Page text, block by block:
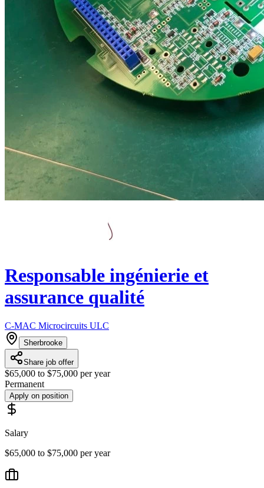
Responsable ingénierie et
assurance qualité
C-MAC Microcircuits ULC
Sherbrooke
Share job offer
$65,000 to $75,000 per year
Permanent
Apply on position
Salary
$65,000 to $75,000 per year